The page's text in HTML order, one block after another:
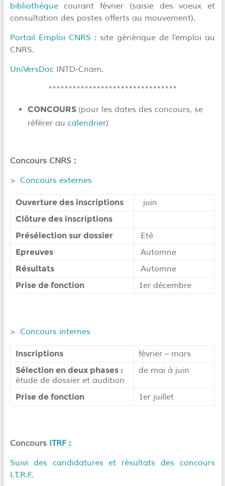
bibliothèquecourant février (saisie des voeux et
consultation des postes offerts au mouvement).
Portail Emploi CNRS : site générique de l’emploi au
CNRS.
UniVersDocINTD-Cnam.
********************************
CONCOURS (pour les dates des concours, se
référer au calendrier)
Concours CNRS :
> Concours externes
Ouverture des inscriptions juin
Clôture des inscriptions
Présélection sur dossier
Eté
Epreuves Automne
Résultats Automne
Prise de fonction 1er décembre
> Concours internes
Inscriptions février – mars
Sélection en deux phases :
étude de dossier et audition
de mai à juin
Prise de fonction 1er juillet
Concours ITRF :
Suivi des candidatures et résultats des concours
I.T.R.F.